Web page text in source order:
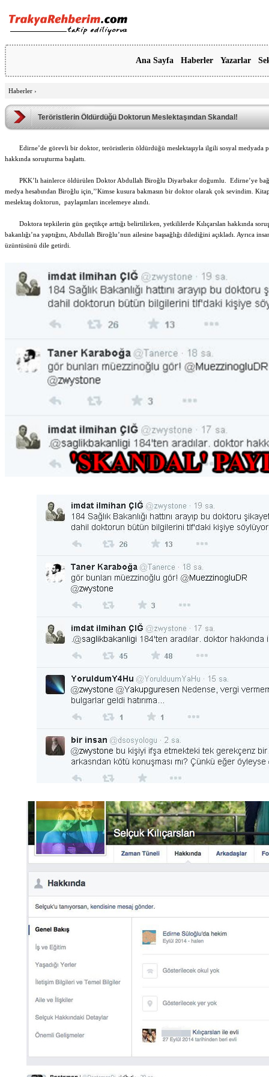
Ana Sayfa Haberler Yazarlar
Haberler ›
Teröristlerin Öldürdüğü Doktorun Meslektaşından Skandal!
Edirne’de görevli bir doktor, teröristlerin öldürdüğü meslektaşıyla ilgili sosyal medyada
hakkında soruşturma başlattı.
PKK’lı hainlerce öldürülen Doktor Abdullah Biroğlu Diyarbakır doğumlu. Edirne’ye
medya hesabından Biroğlu için,’’Kimse kusura bakmasın bir doktor olarak çok sevindim.
meslektaş doktorun, paylaşımları incelemeye alındı.
Doktora tepkilerin gün geçtikçe arttığı belirtilirken, yetkililerde Kılıçarslan hakkında
bakanlığı’na yaptığını, Abdullah Biroğlu’nun ailesine başsağlığı dilediğini açıkladı.
üzüntüsünü dile getirdi.